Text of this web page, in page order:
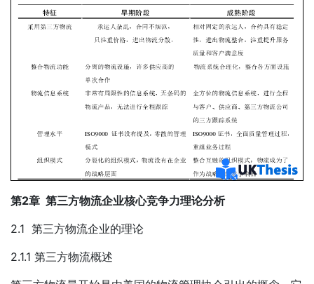
第2章 第三方物流企业核心竞争力理论分析
2.1 第三方物流企业的理论
2.1.1 第三方物流概述